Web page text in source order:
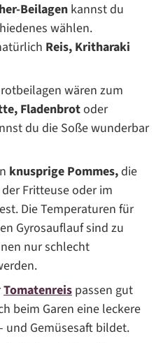
Beilagen kannst du
wählen.
Reis, Kritharaki
wären zum
Fladenbrotoder
du die Soße wunderbar
knusprige Pommes,die
Fritteuse oder im
Die Temperaturen für
Gyrosauflauf sind zu
nur schlecht
Tomatenreis passen gut
beim Garen eine leckere
und Gemüsesaft bildet.